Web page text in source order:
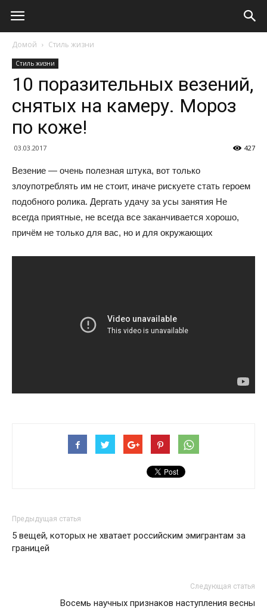
Домой Стиль жизни
Стиль жизни
10 поразительных везений,
снятых на камеру. Мороз
по коже!
03.03.2017 427
Везение — очень полезная штука, вот только
злоупотреблять им не стоит, иначе рискуете стать героем
подобного ролика. Дергать удачу за усы занятия Не
всегда приятные, не всегда все заканчивается хорошо,
причём не только для вас, но и для окружающих
Предыдущая статья
5 вещей, которых не хватает российским эмигрантам за
границей
Следующая статья
Восемь научных признаков наступления весны